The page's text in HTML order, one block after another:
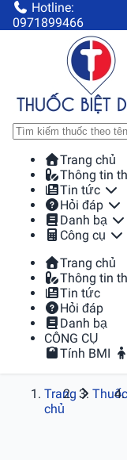
Hotline:
0971899466
Trang chủ
Thông tin
Tin tức
Hỏi đáp
Danh bạ
Công cụ
Trang chủ
Thông tin
Tin tức
Hỏi đáp
Danh bạ
CÔNG CỤ
Tính BMI
Trang
chủ
Thuốc